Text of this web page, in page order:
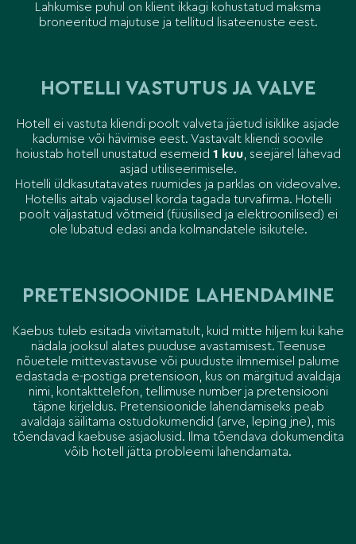
Lahkumise puhul on klient ikkagi kohustatud maksma
broneeritud majutuse ja tellitud lisateenuste eest.
HOTELLI VASTUTUS JA VALVE
Hotell ei vastuta kliendi poolt valveta jäetud isiklike asjade
kadumise või hävimise eest. Vastavalt kliendi soovile
hoiustab hotell unustatud esemeid 1 kuu, seejärel lähevad
asjad utiliseerimisele.
Hotelli üldkasutatavates ruumides ja parklas on videovalve.
Hotellis aitab vajadusel korda tagada turvafirma. Hotelli
poolt väljastatud võtmeid (füüsilised ja elektroonilised) ei
ole lubatud edasi anda kolmandatele isikutele.
PRETENSIOONIDE LAHENDAMINE
Kaebus tuleb esitada viivitamatult, kuid mitte hiljem kui kahe
nädala jooksul alates puuduse avastamisest. Teenuse
nõuetele mittevastavuse või puuduste ilmnemisel palume
edastada e-postiga pretensioon, kus on märgitud avaldaja
nimi, kontakttelefon, tellimuse number ja pretensiooni
täpne kirjeldus. Pretensioonide lahendamiseks peab
avaldaja säilitama ostudokumendid (arve, leping jne), mis
tõendavad kaebuse asjaolusid. Ilma tõendava dokumendita
võib hotell jätta probleemi lahendamata.